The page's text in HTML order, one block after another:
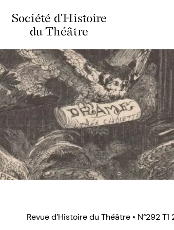
Société d'Histoire
du Théâtre
Revue d’Histoire du Théâtre • N°292 T1